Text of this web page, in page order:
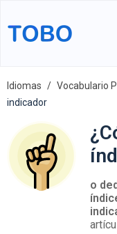
Idiomas Vocabulario
indicador
o